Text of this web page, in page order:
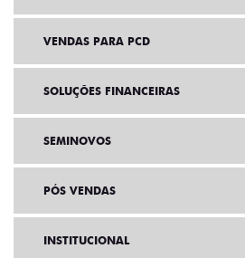
VENDAS PARA PCD
SOLUÇÕES FINANCEIRAS
SEMINOVOS
PÓS VENDAS
INSTITUCIONAL